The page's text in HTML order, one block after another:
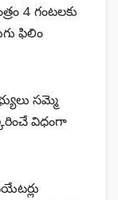
4 గంటలకు
ఫిలిం
సమ్మె
విధంగా